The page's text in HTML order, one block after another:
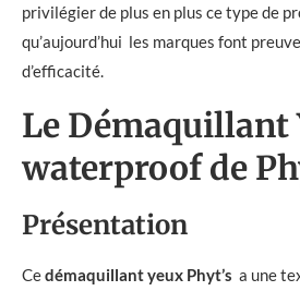
privilégier de plus en plus ce type de
qu’aujourd’hui les marques font
d’efficacité.
Le Démaquillant
waterproof de
Présentation
Cedémaquillant yeux Phyt’s a une